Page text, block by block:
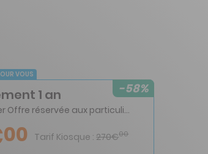
VOUS
-58%
1 an
10 n° • Papier Offre réservée aux particuliers
00 Tarif Kiosque : 270€00